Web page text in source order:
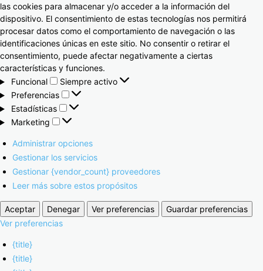
las cookies para almacenar y/o acceder a la información del
dispositivo. El consentimiento de estas tecnologías nos permitirá
procesar datos como el comportamiento de navegación o las
identificaciones únicas en este sitio. No consentir o retirar el
consentimiento, puede afectar negativamente a ciertas
características y funciones.
Funcional
Siempre activo
Preferencias
Estadísticas
Marketing
Administrar opciones
Gestionar los servicios
Gestionar {vendor_count} proveedores
Leer más sobre estos propósitos
Aceptar Denegar Ver preferencias
Guardar preferencias
Ver preferencias
{title}
{title}